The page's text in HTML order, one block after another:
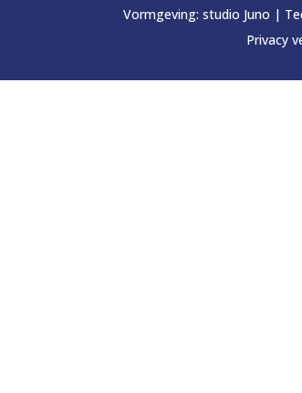
Vormgeving: studio Juno |
Privacy